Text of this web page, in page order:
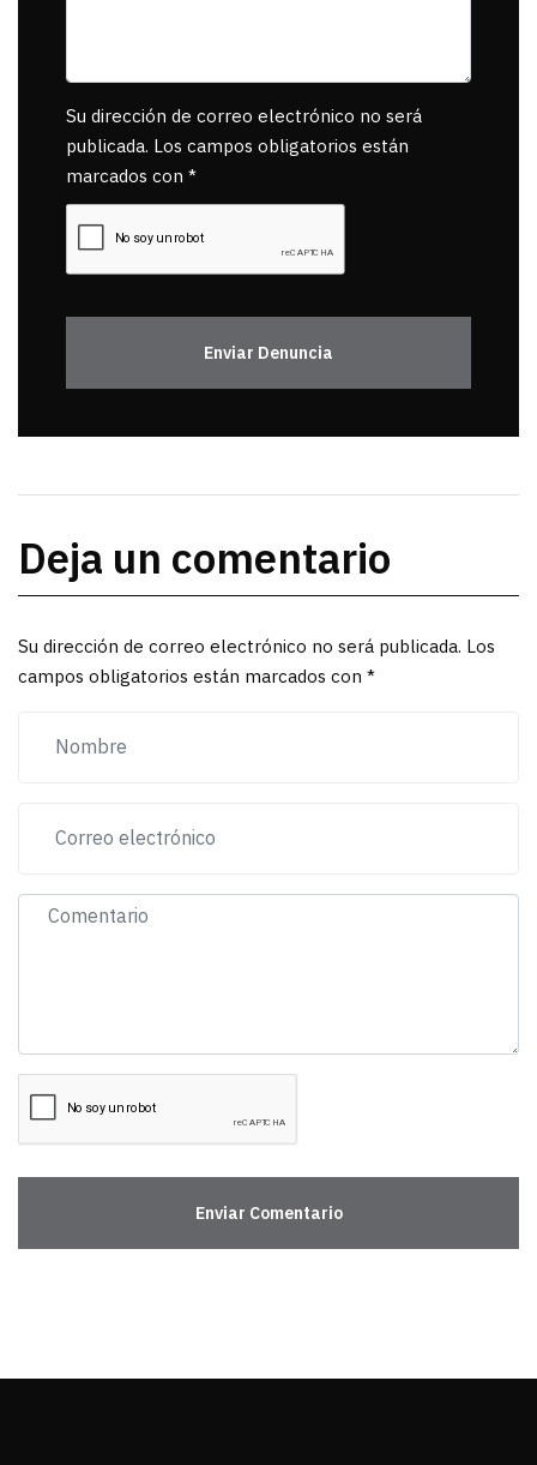
Su dirección de correo electrónico no será
publicada. Los campos obligatorios están
marcados con *
Enviar Denuncia
Deja un comentario
Su dirección de correo electrónico no será publicada. Los
campos obligatorios están marcados con *
Enviar Comentario